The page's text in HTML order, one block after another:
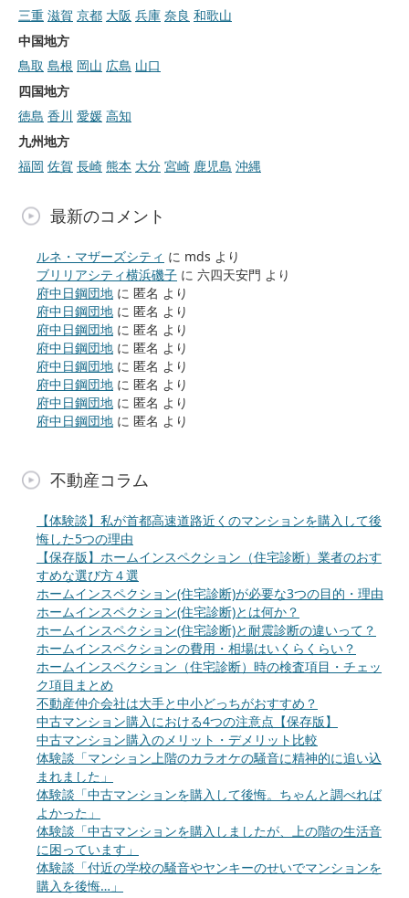
三重 滋賀 京都 大阪 兵庫 奈良 和歌山
中国地方
鳥取 島根 岡山 広島 山口
四国地方
徳島 香川 愛媛 高知
九州地方
福岡 佐賀 長崎 熊本 大分 宮崎 鹿児島 沖縄
最新のコメント
ルネ・マザーズシティ に mds より
ブリリアシティ横浜磯子 に 六四天安門 より
府中日鋼団地 に 匿名 より
府中日鋼団地 に 匿名 より
府中日鋼団地 に 匿名 より
府中日鋼団地 に 匿名 より
府中日鋼団地 に 匿名 より
府中日鋼団地 に 匿名 より
府中日鋼団地 に 匿名 より
府中日鋼団地 に 匿名 より
不動産コラム
【体験談】私が首都高速道路近くのマンションを購入して後
悔した5つの理由
【保存版】ホームインスペクション（住宅診断）業者のおす
すめな選び方４選
ホームインスペクション(住宅診断)が必要な3つの目的・理由
ホームインスペクション(住宅診断)とは何か？
ホームインスペクション(住宅診断)と耐震診断の違いって？
ホームインスペクションの費用・相場はいくらくらい？
ホームインスペクション（住宅診断）時の検査項目・チェッ
ク項目まとめ
不動産仲介会社は大手と中小どっちがおすすめ？
中古マンション購入における4つの注意点【保存版】
中古マンション購入のメリット・デメリット比較
体験談「マンション上階のカラオケの騒音に精神的に追い込
まれました」
体験談「中古マンションを購入して後悔。ちゃんと調べれば
よかった」
体験談「中古マンションを購入しましたが、上の階の生活音
に困っています」
体験談「付近の学校の騒音やヤンキーのせいでマンションを
購入を後悔…」